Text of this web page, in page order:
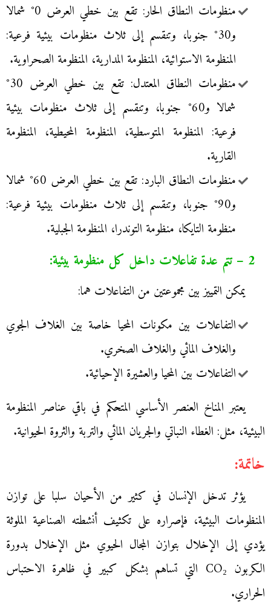
منظومات النطاق الحار: تقع بين خطي العرض 0° شمالا
و30° جنوبا، وتنقسم إلى ثلاث منظومات بيئية فرعية:
المنظومة الاستوائية، المنظومة المدارية، المنظومة الصحراوية.
منظومات النطاق المعتدل: تقع بين خطي العرض 30°
شمالا و60° جنوبا، وتنقسم إلى ثلاث منظومات بيئية
فرعية: المنظومة المتوسطية، المنظومة المحيطية، المنظومة
القارية.
منظومات النطاق البارد: تقع بين خطي العرض 60° شمالا
و90° جنوبا، وتنقسم إلى ثلاث منظومات بيئية فرعية:
منظومة التايكا، منظومة التوندرا، المنظومة الجبلية.
2 – تتم عدة تفاعلات داخل كل منظومة بيئية:
يمكن التمييز بين مجموعتين من التفاعلات هما:
التفاعلات بين مكونات المحيا خاصة بين الغلاف الجوي
والغلاف المائي والغلاف الصخري.
التفاعلات بين المحيا والعشيرة الإحيائية.
يعتبر المناخ العنصر الأساسي المتحكم في باقي عناصر المنظومة
البيئية، مثل: الغطاء النباتي والجريان المائي والتربة والثروة الحيوانية.
خاتمة:
يؤثر تدخل الإنسان في كثير من الأحيان سلبا على توازن
المنظومات البيئية، فإصراره على تكثيف أنشطته الصناعية الملوثة
يؤدي إلى الإخلال بتوازن المجال الحيوي مثل الإخلال بدورة
الكربون CO₂ التي تساهم بشكل كبير في ظاهرة الاحتباس
الحراري.